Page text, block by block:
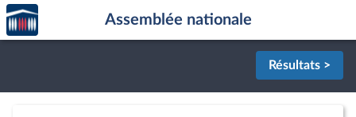
Aller au contenu
Aller en bas de la page
Accèder
à la
page
Assemblée nationale
Résultats >